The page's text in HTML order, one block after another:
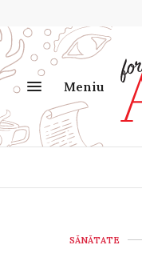
Meniu
SĂNĂTATE